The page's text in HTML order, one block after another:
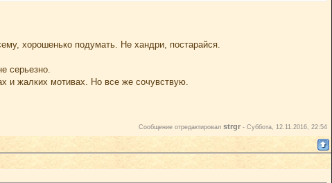
хорошенько подумать. Не хандри, постарайся.
серьезно.
и жалких мотивах. Но все же сочувствую.
Сообщение отредактировал strgr - Суббота, 12.11.2016, 22:54